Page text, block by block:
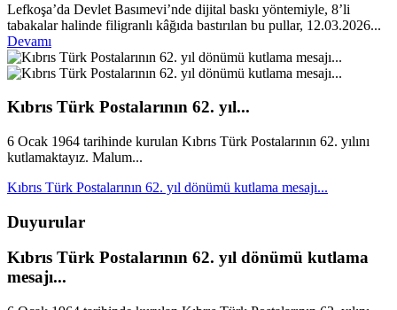
Lefkoşa’da Devlet Basımevi’nde dijital baskı yöntemiyle, 8’li
tabakalar halinde filigranlı kâğıda bastırılan bu pullar, 12.03.2026...
Devamı
Kıbrıs Türk Postalarının 62. yıl...
6 Ocak 1964 tarihinde kurulan Kıbrıs Türk Postalarının 62. yılını
kutlamaktayız. Malum...
Kıbrıs Türk Postalarının 62. yıl dönümü kutlama mesajı...
Duyurular
Kıbrıs Türk Postalarının 62. yıl dönümü kutlama
mesajı...